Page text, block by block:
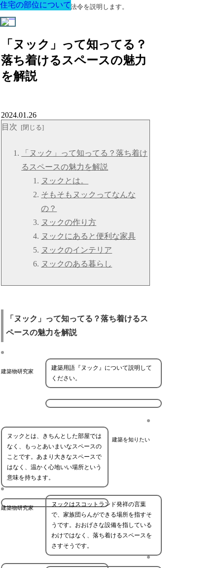
建築に関する用語と関連法令を説明します。
「ヌック」って知ってる？
落ち着けるスペースの魅力
を解説
住宅の部位について
2024.01.26
目次
「ヌック」って知ってる？落ち着け
るスペースの魅力を解説
ヌックとは。
そもそもヌックってなんな
の？
ヌックの作り方
ヌックにあると便利な家具
ヌックのインテリア
ヌックのある暮らし
「ヌック」って知ってる？落ち着けるス
ペースの魅力を解説
建築物研究家
建築用語『ヌック』について説明して
ください。
建築を知りたい
ヌックとは、きちんとした部屋では
なく、もっとあいまいなスペースの
ことです。あまり大きなスペースで
はなく、温かく心地いい場所という
意味を持ちます。
建築物研究家
ヌックはスコットランド発祥の言葉
で、家族団らんができる場所を指すそ
うです。おおげさな設備を指している
わけではなく、落ち着けるスペースを
さすそうです。
住宅の部位について
住宅の部位について
住宅の部位について
住宅の部位について
住宅の部位について
住宅の部位について